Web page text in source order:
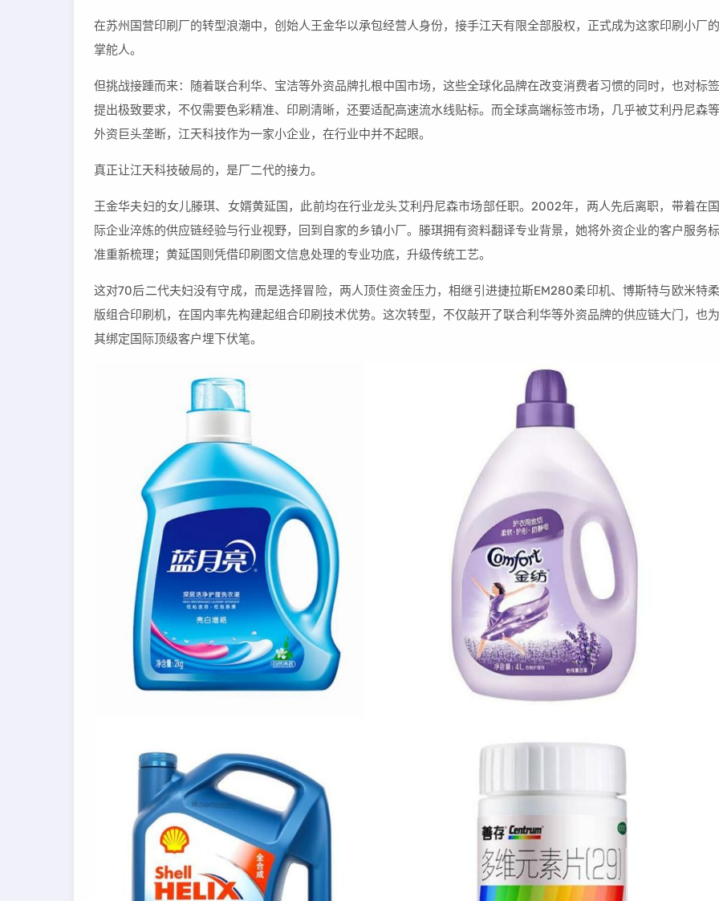
在苏州国营印刷厂的转型浪潮中，创始人王金华以承包经营人身份，接手江天有限全部股权，正式成为这家印刷小厂的
掌舵人。
但挑战接踵而来：随着联合利华、宝洁等外资品牌扎根中国市场，这些全球化品牌在改变消费者习惯的同时，也对标签
提出极致要求，不仅需要色彩精准、印刷清晰，还要适配高速流水线贴标。而全球高端标签市场，几乎被艾利丹尼森等
外资巨头垄断，江天科技作为一家小企业，在行业中并不起眼。
真正让江天科技破局的，是厂二代的接力。
王金华夫妇的女儿滕琪、女婿黄延国，此前均在行业龙头艾利丹尼森市场部任职。2002年，两人先后离职，带着在国
际企业淬炼的供应链经验与行业视野，回到自家的乡镇小厂。滕琪拥有资料翻译专业背景，她将外资企业的客户服务标
准重新梳理；黄延国则凭借印刷图文信息处理的专业功底，升级传统工艺。
这对70后二代夫妇没有守成，而是选择冒险，两人顶住资金压力，相继引进捷拉斯EM280柔印机、博斯特与欧米特柔
版组合印刷机，在国内率先构建起组合印刷技术优势。这次转型，不仅敲开了联合利华等外资品牌的供应链大门，也为
其绑定国际顶级客户埋下伏笔。